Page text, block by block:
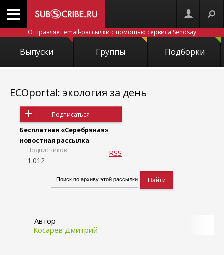
Отправляет email-рассылки с помощью сервиса Sendsay
Выпуски Группы Подборки
ECOportal: экология за день
Подписаться
Бесплатная «Серебряная»
новостная рассылка
Подписчиков
1.012
RSS
Автор
Косарев Дмитрий